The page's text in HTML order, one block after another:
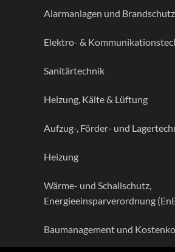
Alarmanlagen und Brandschutz
Elektro- &
Sanitärtechnik
Heizung, Kälte & Lüftung
Aufzug-, Förder- und
Heizung
Wärme- und Schallschutz,
Energieeinsparverordnung
Baumanagement und